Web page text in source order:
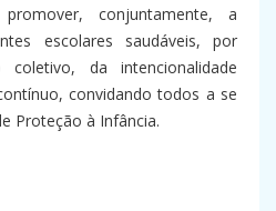
conjuntamente, a
escolares saudáveis, por
da intencionalidade
convidando todos a se
Proteção à Infância.